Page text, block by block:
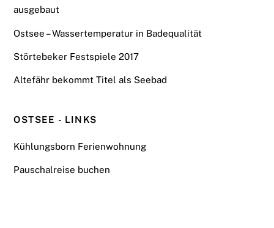
ausgebaut
Ostsee – Wassertemperatur in Badequalität
Störtebeker Festspiele 2017
Altefähr bekommt Titel als Seebad
OSTSEE - LINKS
Kühlungsborn Ferienwohnung
Pauschalreise buchen